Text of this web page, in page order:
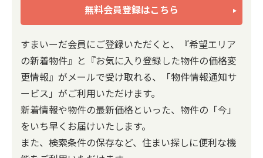
無料会員登録はこちら
すまいーだ会員にご登録いただくと、『希望エリア
の新着物件』と『お気に入り登録した物件の価格変
更情報』がメールで受け取れる、「物件情報通知サ
ービス」がご利用いただけます。
新着情報や物件の最新価格といった、物件の「今」
をいち早くお届けいたします。
また、検索条件の保存など、住まい探しに便利な機